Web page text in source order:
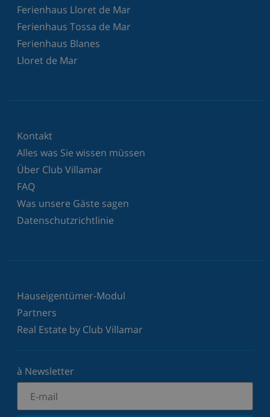
Ferienhaus Lloret de Mar
Ferienhaus Tossa de Mar
Ferienhaus Blanes
Lloret de Mar
Kontakt
Alles was Sie wissen müssen
Über Club Villamar
FAQ
Was unsere Gäste sagen
Datenschutzrichtlinie
Hauseigentümer-Modul
Partners
Real Estate by Club Villamar
à Newsletter